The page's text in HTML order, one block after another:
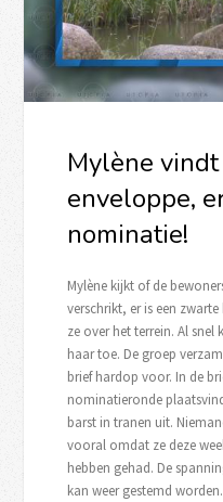
Mylène
enveloppe,
nominatie!
Mylène kijkt of de
verschrikt, er is een
ze over het terrein. Al
haar toe. De groep
brief hardop voor. In de
nominatieronde
barst in tranen uit.
vooral omdat ze deze
hebben gehad. De
kan weer gestemd